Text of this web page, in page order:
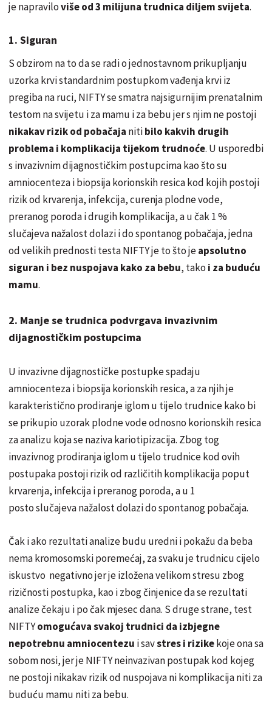
je napraviloviše od 3 milijuna trudnica diljem svijeta.
1. Siguran
S obzirom na to da se radi o jednostavnom prikupljanju
uzorka krvi standardnim postupkom vađenja krvi iz
pregiba na ruci, NIFTY se smatra najsigurnijim prenatalnim
testom na svijetu i za mamu i za bebu jer s njim ne postoji
nikakav rizik od pobačaja nitibilo kakvih drugih
problema i komplikacija tijekom trudnoće. U usporedbi
s invazivnim dijagnostičkim postupcima kao što su
amniocenteza i biopsija korionskih resica kod kojih postoji
rizik od krvarenja, infekcija, curenja plodne vode,
preranog poroda i drugih komplikacija, a u čak 1 %
slučajeva nažalost dolazi i do spontanog pobačaja, jedna
od velikih prednosti testa NIFTY je to što jeapsolutno
siguran i bez nuspojava kako za bebu, tako i za buduću
mamu.
2. Manje se trudnica podvrgava invazivnim
dijagnostičkim postupcima
U invazivne dijagnostičke postupke spadaju
amniocenteza i biopsija korionskih resica, a za njih je
karakteristično prodiranje iglom u tijelo trudnice kako bi
se prikupio uzorak plodne vode odnosno korionskih resica
za analizu koja se naziva kariotipizacija. Zbog tog
invazivnog prodiranja iglom u tijelo trudnice kod ovih
postupaka postoji rizik od različitih komplikacija poput
krvarenja, infekcija i preranog poroda, a u 1
posto slučajeva nažalost dolazi do spontanog pobačaja.
Čak i ako rezultati analize budu uredni i pokažu da beba
nema kromosomski poremećaj, za svaku je trudnicu cijelo
iskustvo negativno jer je izložena velikom stresu zbog
rizičnosti postupka, kao i zbog činjenice da se rezultati
analize čekaju i po čak mjesec dana. S druge strane, test
NIFTYomogućava svakoj trudnici da izbjegne
nepotrebnu amniocentezu i savstres i rizikekoje ona sa
sobom nosi, jer je NIFTY neinvazivan postupak kod kojeg
ne postoji nikakav rizik od nuspojava ni komplikacija niti za
buduću mamu niti za bebu.